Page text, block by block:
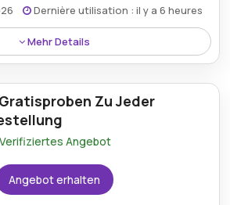
Dernière utilisation : il y a 6 heures
Mehr Details
bietet 15% Rabatt auf
und ermöglicht es,
Essentials zu einem
zu entdecken.
Zu Jeder
Verifiziertes Angebot
Angebot erhalten